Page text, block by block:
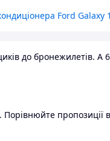
Ford Galaxy
до бронежилетів. А
пропозиції